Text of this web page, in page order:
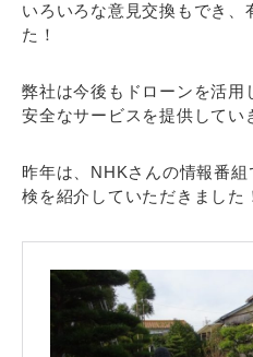
いろいろな意見交換もでき、
た！
弊社は今後もドローンを活用
安全なサービスを提供してい
昨年は、NHKさんの情報番
検を紹介していただきました